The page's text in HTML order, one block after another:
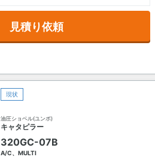
見積り依頼
現状
油圧ショベル(ユンボ)
キャタピラー
320GC-07B
A/C、MULTI